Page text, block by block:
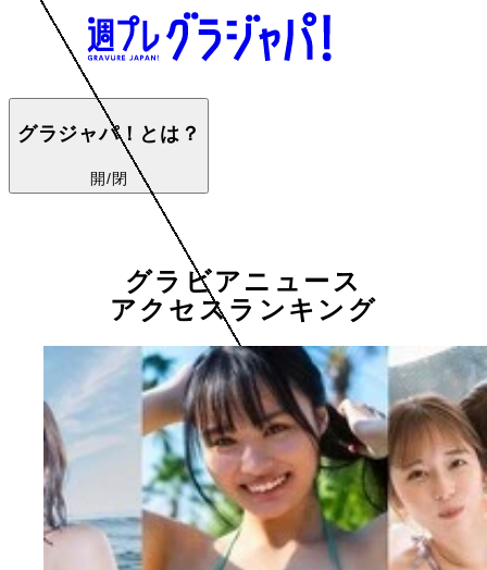
グラジャパ！とは？
開/閉
グラビアニュース
アクセスランキング